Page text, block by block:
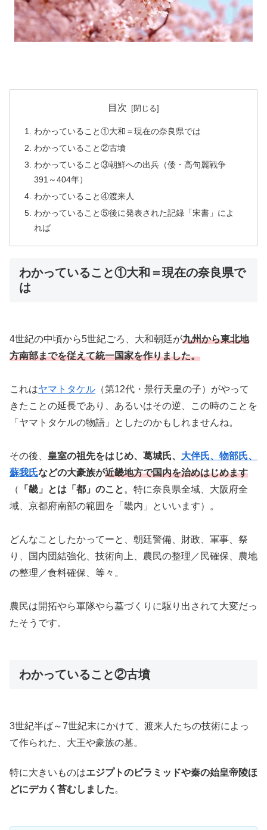
目次
わかっていること①大和＝現在の奈良県では
わかっていること②古墳
わかっていること③朝鮮への出兵（倭・高句麗戦争
391～404年）
わかっていること④渡来人
わかっていること⑤後に発表された記録「宋書」によ
れば
わかっていること①大和＝現在の奈良県で
は
4世紀の中頃から5世紀ごろ、大和朝廷が九州から東北地
方南部までを従えて統一国家を作りました。
これはヤマトタケル （第12代・景行天皇の子）がやって
きたことの延長であり、あるいはその逆、この時のことを
「ヤマトタケルの物語」としたのかもしれませんね。
その後、 皇室の祖先をはじめ、葛城氏、 大伴氏、物部氏、
蘇我氏などの大豪族が近畿地方で国内を治めはじめます
（
「畿」とは「都」のこと 。特に奈良県全域、大阪府全
域、京都府南部の範囲を「畿内」といいます）。
どんなことしたかってーと、朝廷警備、財政、軍事、祭
り、国内団結強化、技術向上、農民の整理／民確保、農地
の整理／食料確保、等々。
農民は開拓やら軍隊やら墓づくりに駆り出されて大変だっ
たそうです。
わかっていること②古墳
3世紀半ば～7世紀末にかけて、渡来人たちの技術によっ
て作られた、大王や豪族の墓。
特に大きいものはエジプトのピラミッドや秦の始皇帝陵ほ
どにデカく苔むしました。